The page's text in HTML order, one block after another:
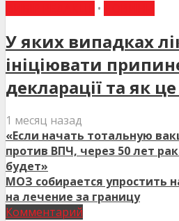
•
У яких випадках
ініціювати
декларації та як
1 месяц назад
«Если начать тотальную
против ВПЧ, через 50 лет
будет»
МОЗ собирается упростить
на лечение за границу
Комментарий